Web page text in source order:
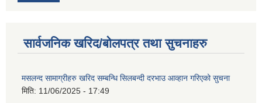
सार्वजनिक खरिद/बोलपत्र तथा सुचनाहरु
मसलन्द सामाग्रीहरु खरिद सम्बन्धि सिलबन्दी दरभाउ आव्हान गरिएको सुचना
मिति: 11/06/2025 - 17:49